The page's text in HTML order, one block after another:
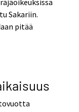
Sakariin.
pitää